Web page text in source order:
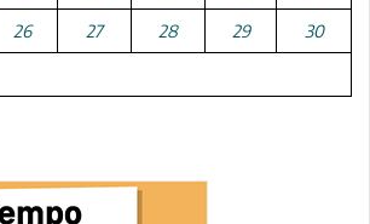
26 27 28 29 30